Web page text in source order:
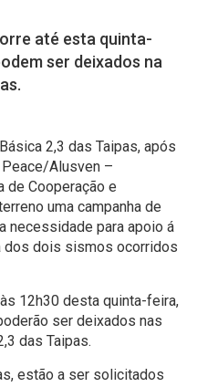
até esta quinta-
ser deixados na
2,3 das Taipas, após
Alusven –
de Cooperação e
uma campanha de
necessidade para apoio á
dos dois sismos ocorridos
12h30 desta quinta-feira,
ser deixados nas
das Taipas.
estão a ser solicitados